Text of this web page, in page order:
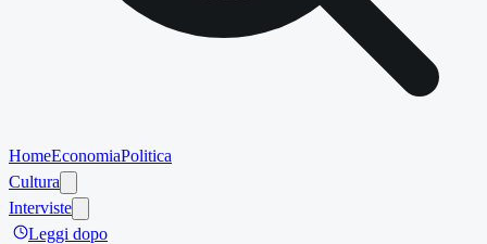
HomeEconomiaPolitica
Cultura
Interviste
Leggi dopo